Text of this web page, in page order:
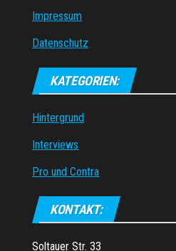
Impressum
Datenschutz
KATEGORIEN:
Hintergrund
Interviews
Pro und Contra
KONTAKT:
Soltauer Str. 33